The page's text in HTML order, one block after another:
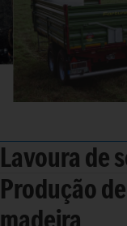
Lavoura de
Produção